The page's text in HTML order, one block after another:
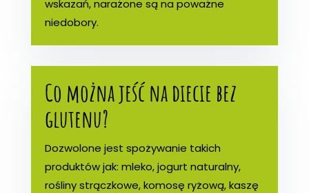
wskazań, narażone są na poważne
niedobory.
Co można jeść na diecie bez
glutenu?
Dozwolone jest spożywanie takich
produktów jak: mleko, jogurt naturalny,
rośliny strączkowe, komosę ryżową, kaszę